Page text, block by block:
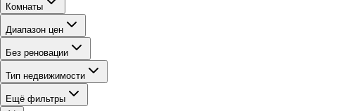
Комнаты
Диапазон цен
Без реновации
Тип недвижимости
Ещё фильтры